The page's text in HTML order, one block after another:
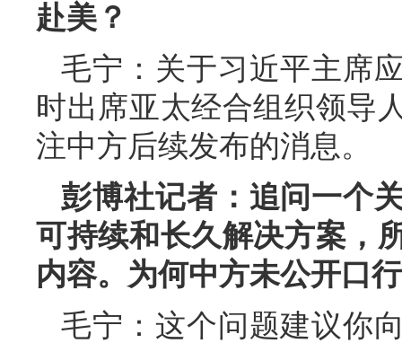
赴美？
毛宁：关于习近平主席
时出席亚太经合组织领导
注中方后续发布的消息。
彭博社记者：追问一个
可持续和长久解决方案，
内容。为何中方未公开口
毛宁：这个问题建议你